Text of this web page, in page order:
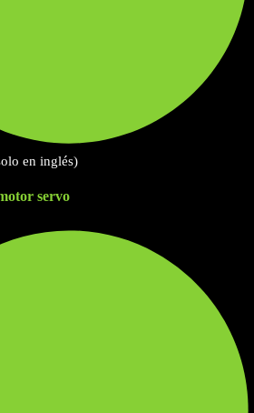
en inglés)
servo